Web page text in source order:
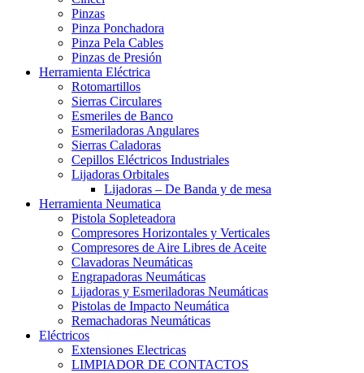
Pinzas
Pinza Ponchadora
Pinza Pela Cables
Pinzas de Presión
Herramienta Eléctrica
Rotomartillos
Sierras Circulares
Esmeriles de Banco
Esmeriladoras Angulares
Sierras Caladoras
Cepillos Eléctricos Industriales
Lijadoras Orbitales
Lijadoras – De Banda y de mesa
Herramienta Neumatica
Pistola Sopleteadora
Compresores Horizontales y Verticales
Compresores de Aire Libres de Aceite
Clavadoras Neumáticas
Engrapadoras Neumáticas
Lijadoras y Esmeriladoras Neumáticas
Pistolas de Impacto Neumática
Remachadoras Neumáticas
Eléctricos
Extensiones Electricas
LIMPIADOR DE CONTACTOS